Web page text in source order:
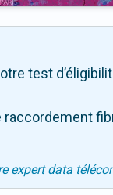
test
expert data